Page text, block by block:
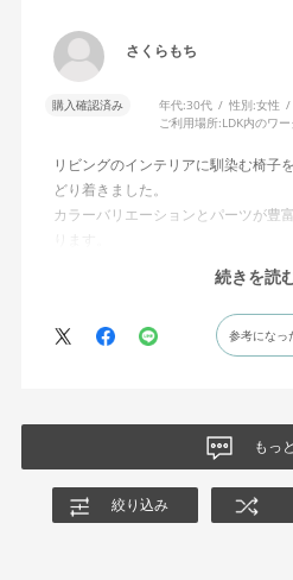
さくらもち
購入確認済み 年代:30代 性別:女性
ご利用場所:LDK内のワ
リビングのインテリアに馴染む椅子
どり着きました。
カラーバリエーションとパーツが豊
オフィスチェアにしては比較的コン
した、座り心地も良く大変気に入っ
今回どうしても欲しい色の組み合わ
購入しましたが、欲を言えば稼働肘
続きを読
参考になっ
もっ
絞り込み